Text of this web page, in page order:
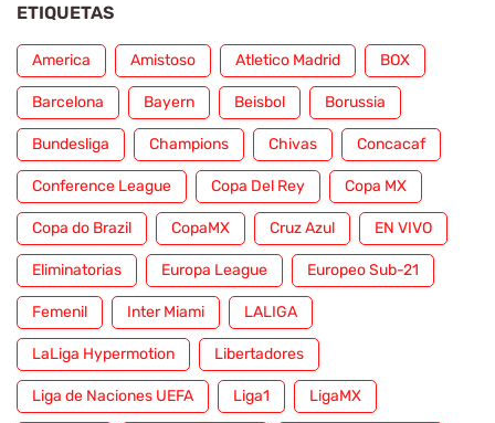
ETIQUETAS
America Amistoso Atletico Madrid BOX
Barcelona Bayern Beisbol Borussia
Bundesliga Champions Chivas Concacaf
Conference League Copa Del Rey Copa MX
Copa do Brazil CopaMX Cruz Azul EN VIVO
Eliminatorias Europa League Europeo Sub-21
Femenil Inter Miami LALIGA
LaLiga Hypermotion Libertadores
Liga de Naciones UEFA Liga1 LigaMX